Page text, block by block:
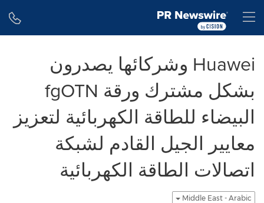
Huawei وشركائها يصدرون
بشكل مشترك ورقة fgOTN
البيضاء للطاقة الكهربائية لتعزيز
معايير الجيل القادم لشبكة
اتصالات الطاقة الكهربائية
Middle East - Arabic